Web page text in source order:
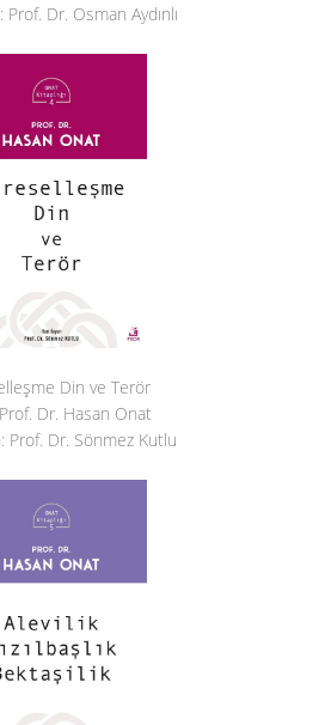
Prof. Dr. Osman Aydınlı
Din ve Terör
Dr. Hasan Onat
Prof. Dr. Sönmez Kutlu